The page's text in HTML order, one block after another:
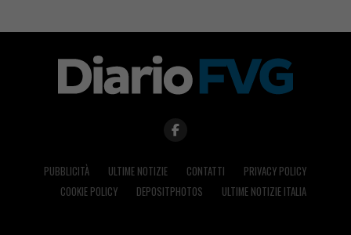
PUBBLICITÀ ULTIME NOTIZIE CONTATTI
PRIVACY POLICY
COOKIE POLICY
DEPOSITPHOTOS ULTIME NOTIZIE ITALIA